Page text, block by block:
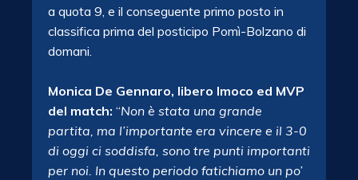
a quota 9, e il conseguente primo posto in
classifica prima del posticipo Pomì-Bolzano di
domani.
Monica De Gennaro, libero Imoco ed MVP
del match: “Non è stata una grande
partita, ma l’importante era vincere e il 3-0
di oggi ci soddisfa, sono tre punti importanti
per noi. In questo periodo fatichiamo un po’